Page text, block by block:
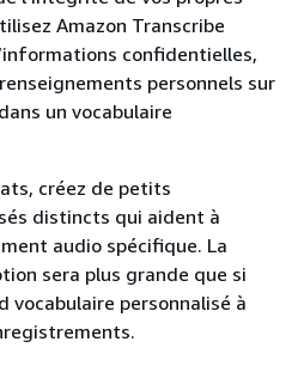
Amazon Transcribe
confidentielles,
personnels sur
un vocabulaire
créez de petits
distincts qui aident à
audio spécifique. La
sera plus grande que si
vocabulaire personnalisé à